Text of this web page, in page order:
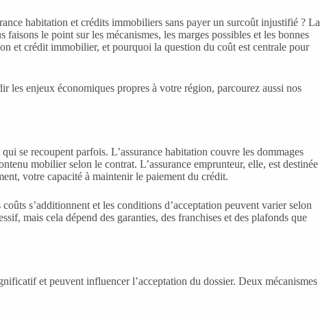
habitation et crédits immobiliers sans payer un surcoût injustifié ? La
le point sur les mécanismes, les marges possibles et les bonnes
et crédit immobilier, et pourquoi la question du coût est centrale pour
les enjeux économiques propres à votre région, parcourez aussi nos
se recoupent parfois. L’assurance habitation couvre les dommages
mobilier selon le contrat. L’assurance emprunteur, elle, est destinée
votre capacité à maintenir le paiement du crédit.
s’additionnent et les conditions d’acceptation peuvent varier selon
mais cela dépend des garanties, des franchises et des plafonds que
et peuvent influencer l’acceptation du dossier. Deux mécanismes